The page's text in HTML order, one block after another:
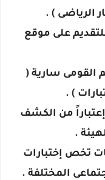
الرياضى ) .
للتقديم على موقع
القومى سارية (
) .
إعتباراً من الكشف
.
تخص إختبارات
المختلفة .